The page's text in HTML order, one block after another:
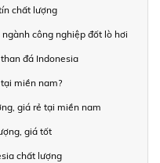
chất lượng
công nghiệp đốt lò hơi
đá Indonesia
miền nam?
giá rẻ tại miền nam
giá tốt
chất lượng